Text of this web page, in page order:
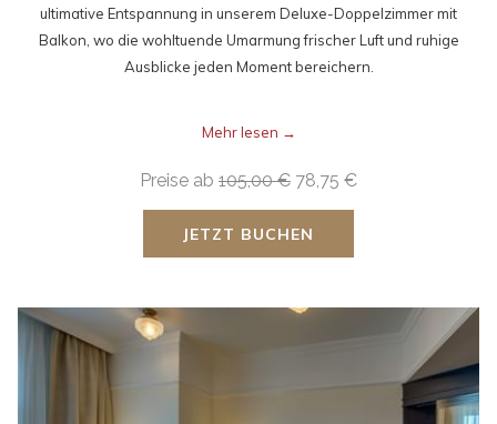
ultimative Entspannung in unserem Deluxe-Doppelzimmer mit
Balkon, wo die wohltuende Umarmung frischer Luft und ruhige
Ausblicke jeden Moment bereichern.
Mehr lesen
Preise ab 105,00 € 78,75 €
JETZT BUCHEN